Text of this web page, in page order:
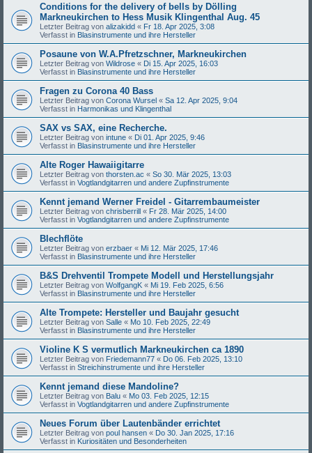
Conditions for the delivery of bells by Dölling
Markneukirchen to Hess Musik Klingenthal Aug. 45
Letzter Beitrag von alizakidd « Fr 18. Apr 2025, 3:08
Verfasst in Blasinstrumente und ihre Hersteller
Posaune von W.A.Pfretzschner, Markneukirchen
Letzter Beitrag von Wildrose « Di 15. Apr 2025, 16:03
Verfasst in Blasinstrumente und ihre Hersteller
Fragen zu Corona 40 Bass
Letzter Beitrag von Corona Wursel « Sa 12. Apr 2025, 9:04
Verfasst in Harmonikas und Klingenthal
SAX vs SAX, eine Recherche.
Letzter Beitrag von intune « Di 01. Apr 2025, 9:46
Verfasst in Blasinstrumente und ihre Hersteller
Alte Roger Hawaiigitarre
Letzter Beitrag von thorsten.ac « So 30. Mär 2025, 13:03
Verfasst in Vogtlandgitarren und andere Zupfinstrumente
Kennt jemand Werner Freidel - Gitarrembaumeister
Letzter Beitrag von chrisberrill « Fr 28. Mär 2025, 14:00
Verfasst in Vogtlandgitarren und andere Zupfinstrumente
Blechflöte
Letzter Beitrag von erzbaer « Mi 12. Mär 2025, 17:46
Verfasst in Blasinstrumente und ihre Hersteller
B&S Drehventil Trompete Modell und Herstellungsjahr
Letzter Beitrag von WolfgangK « Mi 19. Feb 2025, 6:56
Verfasst in Blasinstrumente und ihre Hersteller
Alte Trompete: Hersteller und Baujahr gesucht
Letzter Beitrag von Salle « Mo 10. Feb 2025, 22:49
Verfasst in Blasinstrumente und ihre Hersteller
Violine K S vermutlich Markneukirchen ca 1890
Letzter Beitrag von Friedemann77 « Do 06. Feb 2025, 13:10
Verfasst in Streichinstrumente und ihre Hersteller
Kennt jemand diese Mandoline?
Letzter Beitrag von Balu « Mo 03. Feb 2025, 12:15
Verfasst in Vogtlandgitarren und andere Zupfinstrumente
Neues Forum über Lautenbänder errichtet
Letzter Beitrag von poul hansen « Do 30. Jan 2025, 17:16
Verfasst in Kuriositäten und Besonderheiten